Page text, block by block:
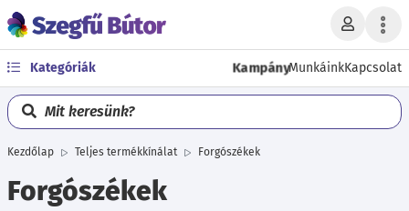
Kategóriák KampányMunkáinkKapcsolat
Mit keresünk?
Kezdőlap Teljes termékkínálat Forgószékek
Forgószékek